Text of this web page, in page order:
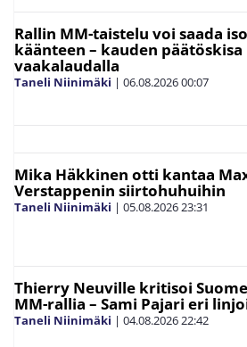
Rallin MM-taistelu voi saada
käänteen – kauden päätöskisa
vaakalaudalla
Taneli Niinimäki | 06.08.202600:07
Mika Häkkinen otti kantaa
Verstappenin siirtohuhuihin
Taneli Niinimäki | 05.08.202623:31
Thierry Neuville kritisoi
MM-rallia – Sami Pajari eri
Taneli Niinimäki | 04.08.202622:42